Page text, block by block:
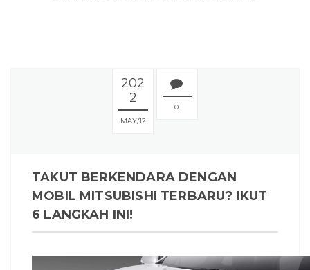
202
2
MAY 12
0
TAKUT BERKENDARA DENGAN
MOBIL MITSUBISHI TERBARU? IKUT
6 LANGKAH INI!